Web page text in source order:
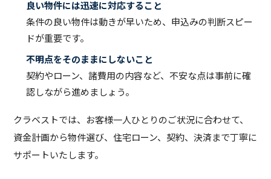
良い物件には迅速に対応すること
条件の良い物件は動きが早いため、申込みの判断スピー
ドが重要です。
不明点をそのままにしないこと
契約やローン、諸費用の内容など、不安な点は事前に確
認しながら進めましょう。
クラベストでは、お客様一人ひとりのご状況に合わせて、
資金計画から物件選び、住宅ローン、契約、決済まで丁寧に
サポートいたします。